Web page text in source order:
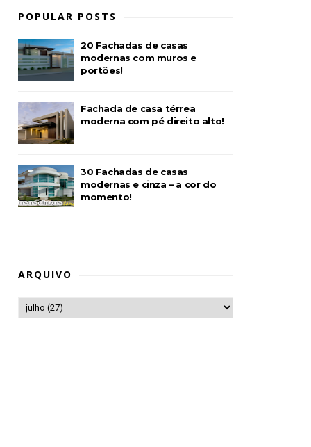
POPULAR POSTS
20 Fachadas de casas
modernas com muros e
portões!
Fachada de casa térrea
moderna com pé direito alto!
30 Fachadas de casas
modernas e cinza – a cor do
momento!
ARQUIVO